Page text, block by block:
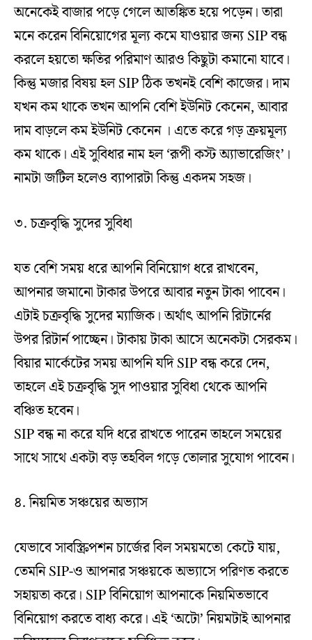
অনেকেই বাজার পড়ে গেলে আতঙ্কিত হয়ে পড়েন। তারা
মনে করেন বিনিয়োগের মূল্য কমে যাওয়ার জন্য SIP বন্ধ
করলে হয়তো ক্ষতির পরিমাণ আরও কিছুটা কমানো যাবে।
কিন্তু মজার বিষয় হল SIP ঠিক তখনই বেশি কাজের। দাম
যখন কম থাকে তখন আপনি বেশি ইউনিট কেনেন, আবার
দাম বাড়লে কম ইউনিট কেনেন । এতে করে গড় ক্রয়মূল্য
কম থাকে। এই সুবিধার নাম হল ‘রূপী কস্ট অ্যাভারেজিং’।
নামটা জটিল হলেও ব্যাপারটা কিন্তু একদম সহজ।
৩. চক্রবৃদ্ধি সুদের সুবিধা
যত বেশি সময় ধরে আপনি বিনিয়োগ ধরে রাখবেন,
আপনার জমানো টাকার উপরে আবার নতুন টাকা পাবেন।
এটাই চক্রবৃদ্ধি সুদের ম্যাজিক। অর্থাৎ আপনি রিটার্নের
উপর রিটার্ন পাচ্ছেন। টাকায় টাকা আসে অনেকটা সেরকম।
বিয়ার মার্কেটের সময় আপনি যদি SIP বন্ধ করে দেন,
তাহলে এই চক্রবৃদ্ধি সুদ পাওয়ার সুবিধা থেকে আপনি
বঞ্চিত হবেন।
SIP বন্ধ না করে যদি ধরে রাখতে পারেন তাহলে সময়ের
সাথে সাথে একটা বড় তহবিল গড়ে তোলার সুযোগ পাবেন।
৪. নিয়মিত সঞ্চয়ের অভ্যাস
যেভাবে সাবস্ক্রিপশন চার্জের বিল সময়মতো কেটে যায়,
তেমনি SIP-ও আপনার সঞ্চয়কে অভ্যাসে পরিণত করতে
সহায়তা করে। SIP বিনিয়োগ আপনাকে নিয়মিতভাবে
বিনিয়োগ করতে বাধ্য করে। এই ‘অটো’ নিয়মটাই আপনার